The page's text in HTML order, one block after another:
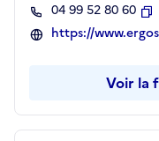
04 99 52 80 60
https://
Voir la